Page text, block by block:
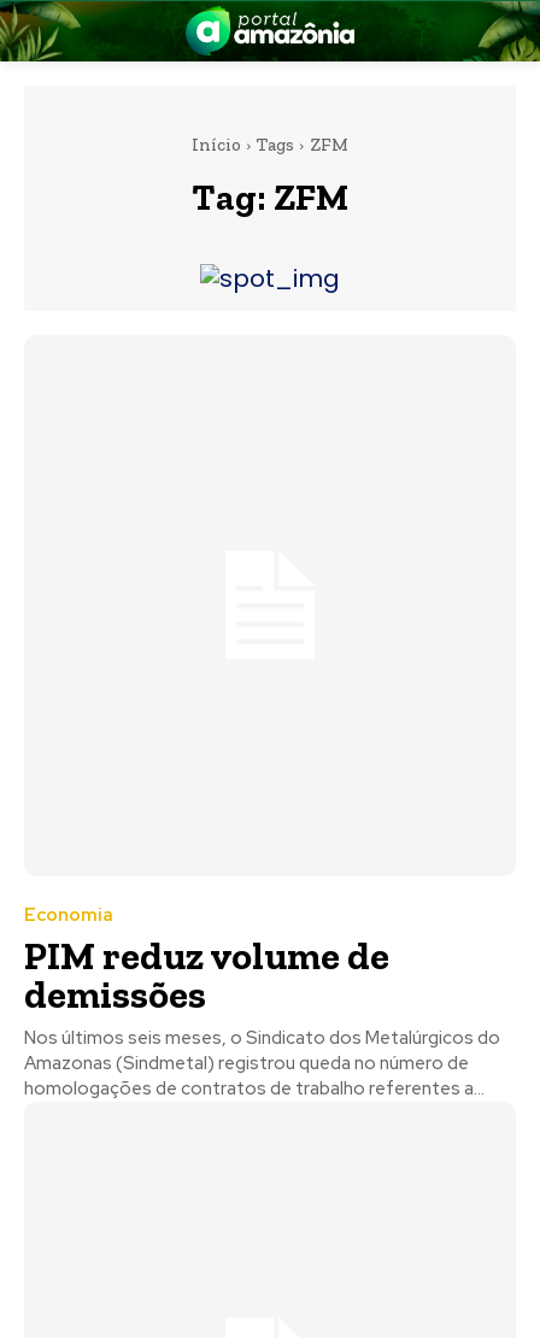
Início Tags ZFM
Tag: ZFM
Economia
PIM reduz volume de
demissões
Nos últimos seis meses, o Sindicato dos Metalúrgicos do
Amazonas (Sindmetal) registrou queda no número de
homologações de contratos de trabalho referentes a...